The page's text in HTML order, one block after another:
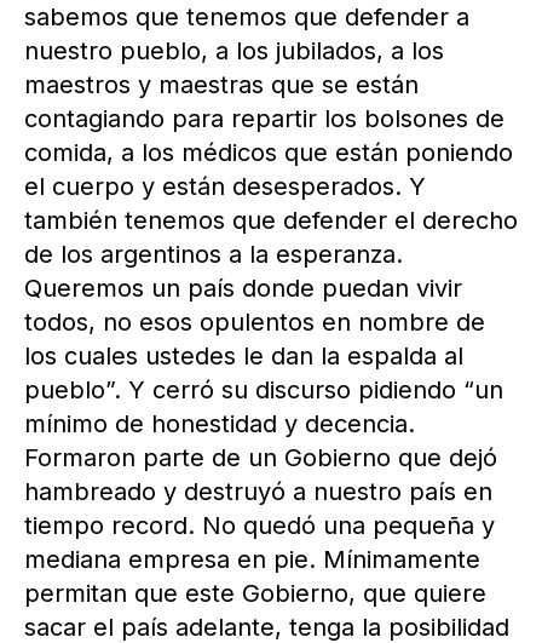
sabemos que tenemos que defender a
nuestro pueblo, a los jubilados, a los
maestros y maestras que se están
contagiando para repartir los bolsones de
comida, a los médicos que están poniendo
el cuerpo y están desesperados. Y
también tenemos que defender el derecho
de los argentinos a la esperanza.
Queremos un país donde puedan vivir
todos, no esos opulentos en nombre de
los cuales ustedes le dan la espalda al
pueblo”. Y cerró su discurso pidiendo “un
mínimo de honestidad y decencia.
Formaron parte de un Gobierno que dejó
hambreado y destruyó a nuestro país en
tiempo record. No quedó una pequeña y
mediana empresa en pie. Mínimamente
permitan que este Gobierno, que quiere
sacar el país adelante, tenga la posibilidad